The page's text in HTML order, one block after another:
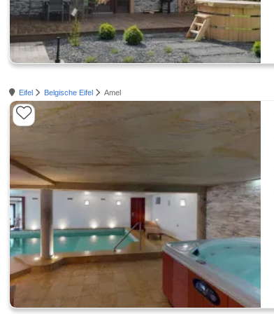
Eifel Belgische Eifel Amel